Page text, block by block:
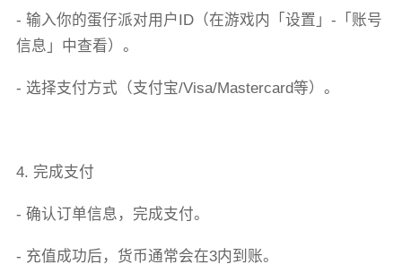
- 输入你的蛋仔派对用户ID（在游戏内「设置」-「账号
信息」中查看）。
- 选择支付方式（支付宝/Visa/Mastercard等）。
4. 完成支付
- 确认订单信息，完成支付。
- 充值成功后，货币通常会在3内到账。